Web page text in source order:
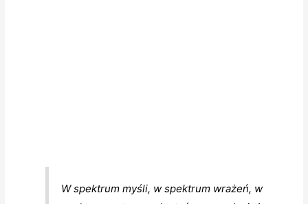
W spektrum myśli, w spektrum wrażeń, w